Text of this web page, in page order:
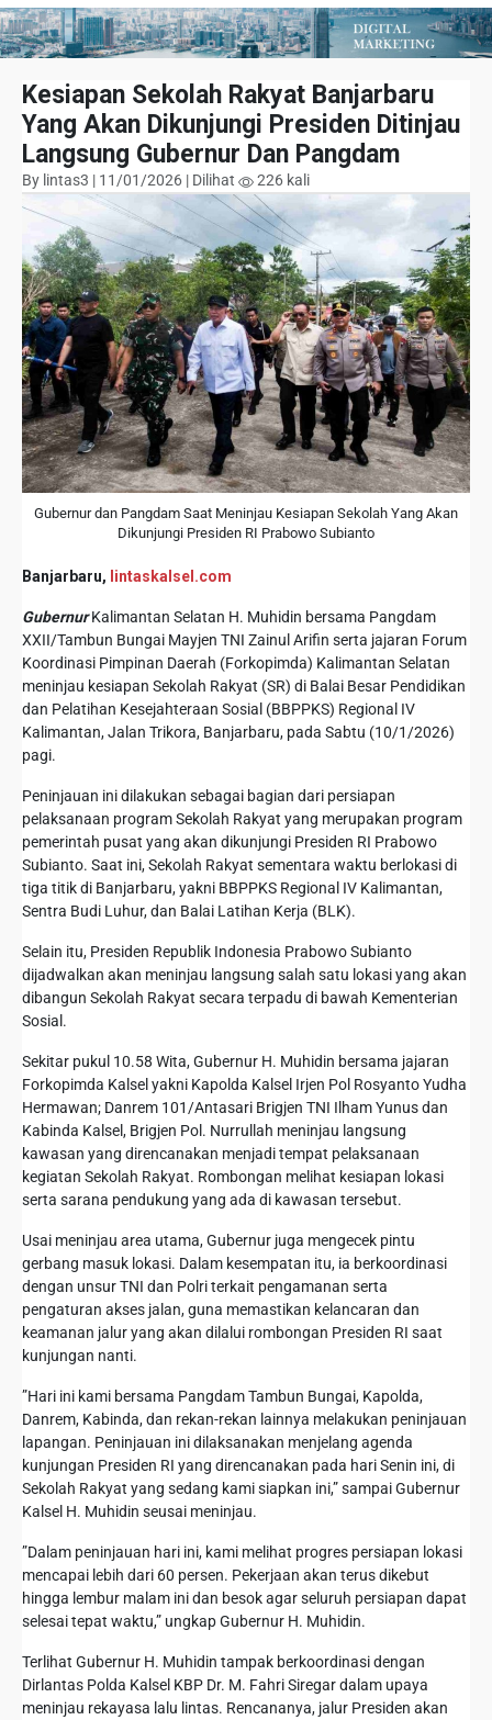
Kesiapan Sekolah Rakyat Banjarbaru
Yang Akan Dikunjungi Presiden Ditinjau
Langsung Gubernur Dan Pangdam
By lintas3 | 11/01/2026 | Dilihat 226 kali
Gubernur dan Pangdam Saat Meninjau Kesiapan Sekolah Yang Akan
Dikunjungi Presiden RI Prabowo Subianto
Banjarbaru, lintaskalsel.com
GubernurKalimantan Selatan H. Muhidin bersama Pangdam
XXII/Tambun Bungai Mayjen TNI Zainul Arifin serta jajaran Forum
Koordinasi Pimpinan Daerah (Forkopimda) Kalimantan Selatan
meninjau kesiapan Sekolah Rakyat (SR) di Balai Besar Pendidikan
dan Pelatihan Kesejahteraan Sosial (BBPPKS) Regional IV
Kalimantan, Jalan Trikora, Banjarbaru, pada Sabtu (10/1/2026)
pagi.
‎Peninjauan ini dilakukan sebagai bagian dari persiapan
pelaksanaan program Sekolah Rakyat yang merupakan program
pemerintah pusat yang akan dikunjungi Presiden RI Prabowo
Subianto. Saat ini, Sekolah Rakyat sementara waktu berlokasi di
tiga titik di Banjarbaru, yakni BBPPKS Regional IV Kalimantan,
Sentra Budi Luhur, dan Balai Latihan Kerja (BLK).
‎Selain itu, Presiden Republik Indonesia Prabowo Subianto
dijadwalkan akan meninjau langsung salah satu lokasi yang akan
dibangun Sekolah Rakyat secara terpadu di bawah Kementerian
Sosial.
‎Sekitar pukul 10.58 Wita, Gubernur H. Muhidin bersama jajaran
Forkopimda Kalsel yakni Kapolda Kalsel Irjen Pol Rosyanto Yudha
Hermawan; Danrem 101/Antasari Brigjen TNI Ilham Yunus dan
Kabinda Kalsel, Brigjen Pol. Nurrullah meninjau langsung
kawasan yang direncanakan menjadi tempat pelaksanaan
kegiatan Sekolah Rakyat. Rombongan melihat kesiapan lokasi
serta sarana pendukung yang ada di kawasan tersebut.
‎Usai meninjau area utama, Gubernur juga mengecek pintu
gerbang masuk lokasi. Dalam kesempatan itu, ia berkoordinasi
dengan unsur TNI dan Polri terkait pengamanan serta
pengaturan akses jalan, guna memastikan kelancaran dan
keamanan jalur yang akan dilalui rombongan Presiden RI saat
kunjungan nanti.
‎”Hari ini kami bersama Pangdam Tambun Bungai, Kapolda,
Danrem, Kabinda, dan rekan-rekan lainnya melakukan peninjauan
lapangan. Peninjauan ini dilaksanakan menjelang agenda
kunjungan Presiden RI yang direncanakan pada hari Senin ini, di
Sekolah Rakyat yang sedang kami siapkan ini,” sampai Gubernur
Kalsel H. Muhidin seusai meninjau.
‎‎”Dalam peninjauan hari ini, kami melihat progres persiapan lokasi
mencapai lebih dari 60 persen. Pekerjaan akan terus dikebut
hingga lembur malam ini dan besok agar seluruh persiapan dapat
selesai tepat waktu,” ungkap Gubernur H. Muhidin.
‎Terlihat Gubernur H. Muhidin tampak berkoordinasi dengan
Dirlantas Polda Kalsel KBP Dr. M. Fahri Siregar dalam upaya
meninjau rekayasa lalu lintas. Rencananya, jalur Presiden akan